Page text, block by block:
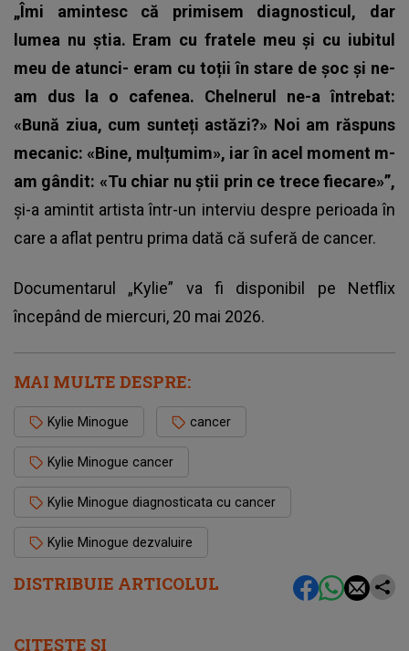
DISTRIBUIE ARTICOLUL
„Îmi amintesc că primisem diagnosticul, dar
lumea nu știa. Eram cu fratele meu și cu iubitul
meu de atunci- eram cu toții în stare de șoc și ne-
am dus la o cafenea. Chelnerul ne-a întrebat:
«Bună ziua, cum sunteți astăzi?» Noi am răspuns
mecanic: «Bine, mulțumim», iar în acel moment m-
am gândit: «Tu chiar nu știi prin ce trece fiecare»”,
și-a amintit artista într-un interviu despre perioada în
care a aflat pentru prima dată că suferă de cancer.
Documentarul „Kylie” va fi disponibil pe Netflix
începând de miercuri, 20 mai 2026.
MAI MULTE DESPRE:
Kylie Minogue cancer
Kylie Minogue cancer
Kylie Minogue diagnosticata cu cancer
Kylie Minogue dezvaluire
CITEȘTE ȘI